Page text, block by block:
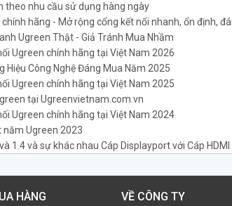
theo nhu cầu sử dụng hàng ngày
hãng - Mở rộng cổng kết nối nhanh, ổn định,
Ugreen Thật - Giả Tránh Mua Nhầm
Ugreen chính hãng tại Việt Nam 2026
Hiệu Công Nghệ Đáng Mua Năm 2025
Ugreen chính hãng tại Việt Nam 2025
tại Ugreenvietnam.com.vn
Ugreen chính hãng tại Việt Nam 2024
Ugreen 2023
1.4 và sự khác nhau Cáp Displayport với Cáp HDMI
HÀNG VỀ CÔNG TY